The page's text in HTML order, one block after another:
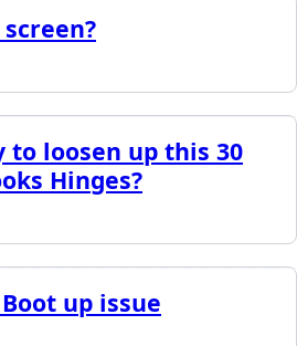
to loosen up this 30
Hinges?
up issue